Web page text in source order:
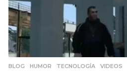
BLOG ,HUMOR ,TECNOLOGÍA ,VIDEOS